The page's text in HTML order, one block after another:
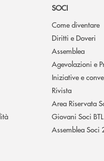
SOCI
Come diventare
Diritti e Doveri
Assemblea
Agevolazioni e
Iniziative e
Rivista
Area Riservata
Giovani Soci BTL
Assemblea Soci